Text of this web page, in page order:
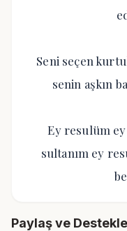
Seni seçen
senin aşkın
Ey resulüm
sultanım ey
Paylaş ve Destekle